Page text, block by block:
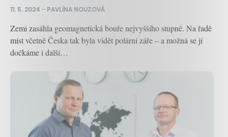
11. 5. 2024 – PAVLÍNA NOUZOVÁ
Zemi zasáhla geomagnetická bouře nejvyššího stupně. Na řadě
míst včetně Česka tak byla vidět polární záře – a možná se jí
dočkáme i další…